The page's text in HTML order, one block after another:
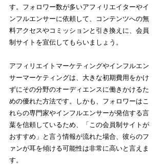
す。フォロワー数が多いアフィリエイターやイ
ンフルエンサーに依頼して、コンテンツへの無
料アクセスやコミッションと引き換えに、会員
制サイトを宣伝してもらいましょう。
アフィリエイトマーケティングやインフルエン
サーマーケティングは、大きな初期費用をかけ
ずにその分野のオーディエンスに働きかけるた
めの優れた方法です。しかも、フォロワーはこ
れらの専門家やインフルエンサーが発信する言
葉を信頼しているため、「この会員制サイトが
おすすめ」と言う情報が流れた場合、彼らのフ
ァンが耳を傾ける可能性は非常に高いと言えま
す。